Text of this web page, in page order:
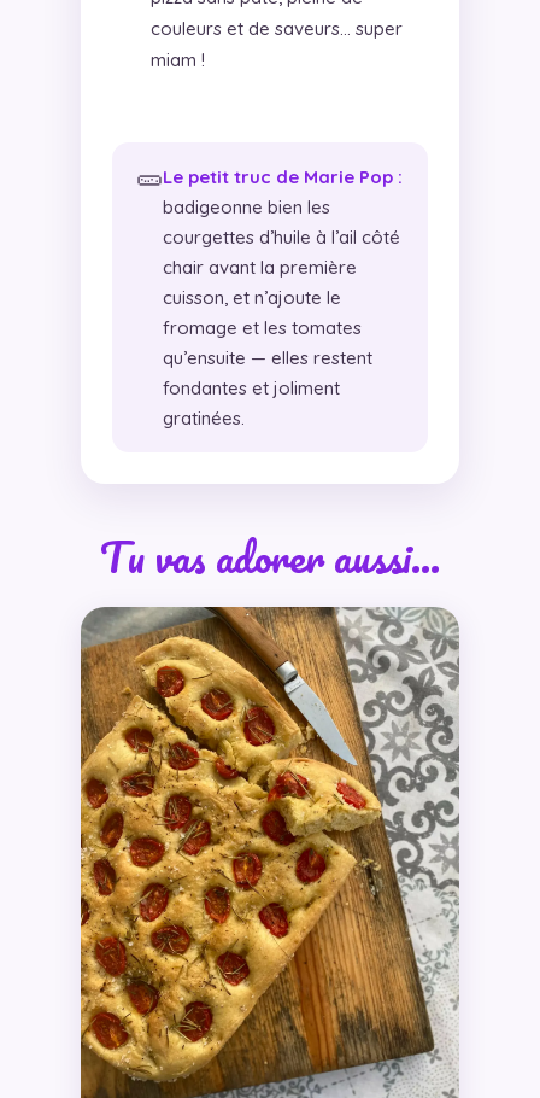
couleurs et de saveurs… super
miam !
🥒Le petit truc de Marie Pop :
badigeonne bien les
courgettes d’huile à l’ail côté
chair avant la première
cuisson, et n’ajoute le
fromage et les tomates
qu’ensuite — elles restent
fondantes et joliment
gratinées.
Tu vas adorer aussi…